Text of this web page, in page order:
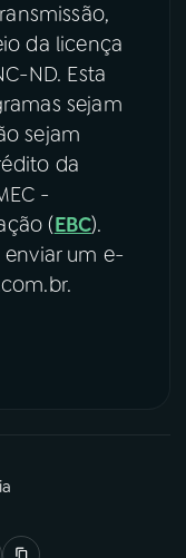
da licença
ND. Esta
sejam
sejam
da
-
(EBC).
enviar um e-